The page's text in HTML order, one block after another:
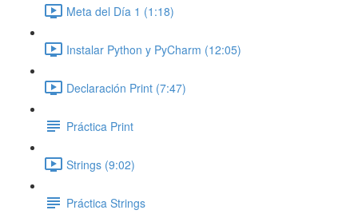
Meta del Día 1 (1:18)
Instalar Python y PyCharm (12:05)
Declaración Print (7:47)
Práctica Print
Strings (9:02)
Práctica Strings